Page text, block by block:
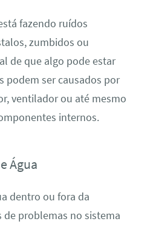
fazendo ruídos
zumbidos ou
de que algo pode estar
podem ser causados por
ventilador ou até mesmo
internos.
Água
dentro ou fora da
de problemas no sistema